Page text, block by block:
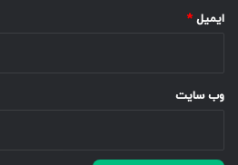
ایمیل *
وب‌ سایت